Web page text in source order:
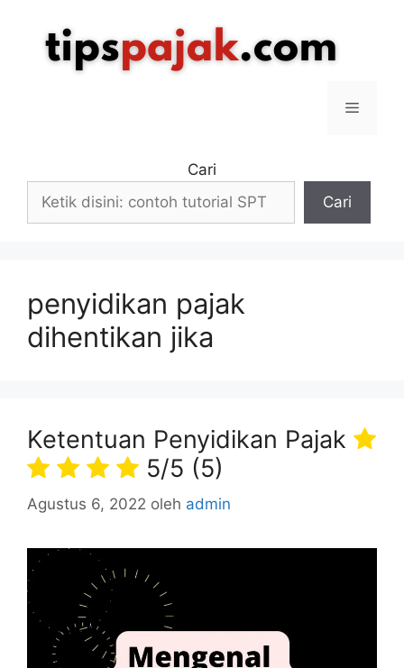
Menu
Cari
Cari
penyidikan pajak
dihentikan jika
Ketentuan Penyidikan Pajak
5/5 (5)
Agustus 6, 2022 oleh admin